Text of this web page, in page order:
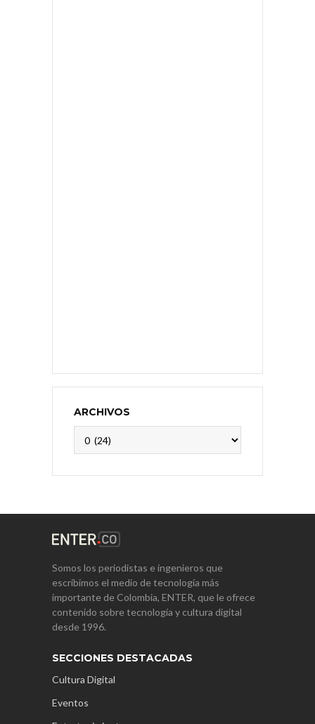
ARCHIVOS
Somos los periodistas e ingenieros que
escribimos el medio de tecnología más
importante de Colombia, ENTER, que le ofrece
contenido sobre tecnología y cultura digital
desde 1996.
SECCIONES DESTACADAS
Cultura Digital
Eventos